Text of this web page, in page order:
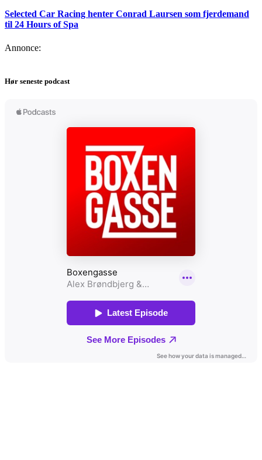
Selected Car Racing henter Conrad Laursen som fjerdemand
til 24 Hours of Spa
Annonce:
Hør seneste podcast